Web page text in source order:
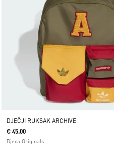
DJEČJI RUKSAK ARCHIVE
€ 45.00
Djeca Originals